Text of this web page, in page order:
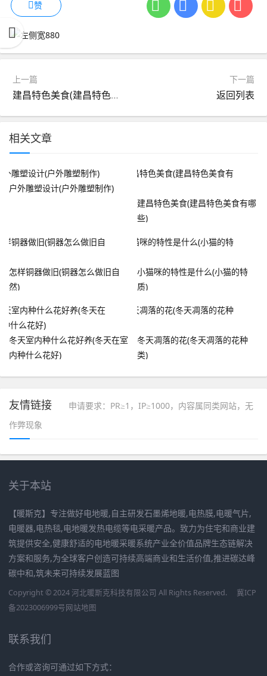
赞
上一篇
建昌特色美食(建昌特色美食有哪些)
下一篇
返回列表
相关文章
户外雕塑设计(户外雕塑制作)
建昌特色美食(建昌特色美食有哪
些)
怎样铜器做旧(铜器怎么做旧自
然)
小猫咪的特性是什么(小猫的特
质)
冬天室内种什么花好养(冬天在室
内种什么花好)
冬天凋落的花(冬天凋落的花种
类)
友情链接
申请要求：PR≥1，IP≥1000，内容属同类网站，无
作弊现象
关于本站
【暖斯克】专注做好电地暖,自主研发石墨烯地暖,电热膜,电暖气片,
电暖器,电热毯,电地暖发热电缆等电采暖产品。致力为住宅和商业建
筑提供安全,健康舒适的电地暖采暖系统产业全价值品牌生态链解决
方案和服务,为全球客户创造可持续高端商业和生活价值,推进碳达峰
碳中和,筑未来可持续发展蓝图
Copyright © 2024 河北暖斯克科技有限公司 All Rights Reserved.
冀ICP
备2023006999号网站地图
联系我们
合作或咨询可通过如下方式：